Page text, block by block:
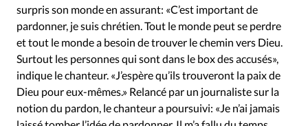
Actualité internationale
Chronique
Culture
Dossier
Eglises Foi Génération réveil
Monde
Opinions
Publireportage
Relations Aujourd'hui
Société
Tour du monde des Eglises
Trait d'Ixène
Vécu
Vie Intérieure
surpris son monde en assurant: «C’est important de
pardonner, je suis chrétien. Tout le monde peut se perdre
et tout le monde a besoin de trouver le chemin vers Dieu.
Surtout les personnes qui sont dans le box des accusés»,
indique le chanteur. «J’espère qu’ils trouveront la paix de
Dieu pour eux-mêmes.» Relancé par un journaliste sur la
notion du pardon, le chanteur a poursuivi: «Je n’ai jamais